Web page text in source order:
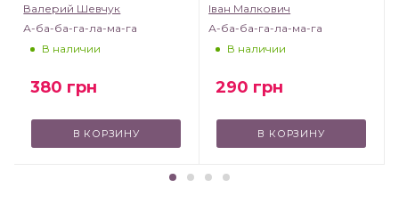
Валерий Шевчук
А-ба-ба-га-ла-ма-га
В наличии
380 грн
В КОРЗИНУ
Іван Малкович
А-ба-ба-га-ла-ма-га
В наличии
290 грн
В КОРЗИНУ